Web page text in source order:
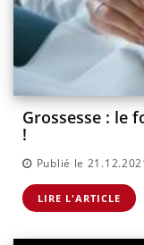
Grossesse : le
!
Publié le
LIRE L'ARTICLE